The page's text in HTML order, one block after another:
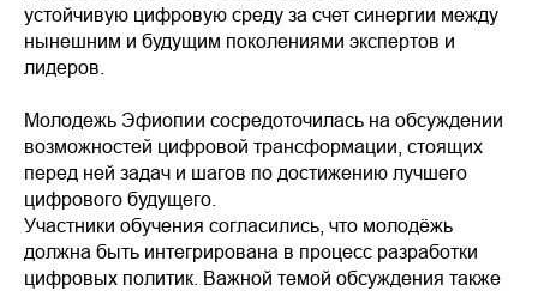
устойчивую цифровую среду за счет синергии между
нынешним и будущим поколениями экспертов и
лидеров.
Молодежь Эфиопии сосредоточилась на обсуждении
возможностей цифровой трансформации, стоящих
перед ней задач и шагов по достижению лучшего
цифрового будущего.
Участники обучения согласились, что молодёжь
должна быть интегрирована в процесс разработки
цифровых политик. Важной темой обсуждения также